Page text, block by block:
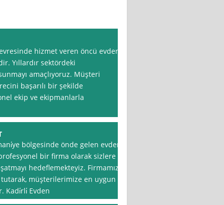
hizmet veren öncü evden
Yıllardır sektördeki
amaçlıyoruz. Müşteri
başarılı bir şekilde
ekip ve ekipmanlarla
bölgesinde önde gelen evden
bir firma olarak sizlere
hedeflemekteyiz. Firmamız,
müşterilerimize en uygun
Kadi̇rli̇ Evden